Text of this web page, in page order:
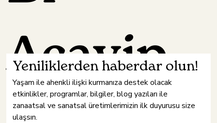
Hediye Paketi
Kışlık Şal
Seramik Palet
Tütsülü Mumluk
Cazi
Acayip
Yeniliklerden haberdar olun!
Yaşam ile ahenkli ilişki kurmanıza destek olacak
etkinlikler, programlar, bilgiler, blog yazıları ile
zanaatsal ve sanatsal üretimlerimizin ilk duyurusu size
ulaşsın.